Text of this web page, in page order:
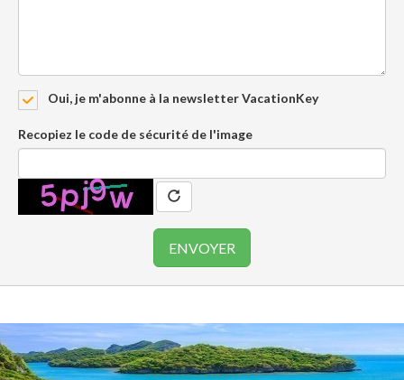
Oui, je m'abonne à la newsletter VacationKey
Recopiez le code de sécurité de l'image